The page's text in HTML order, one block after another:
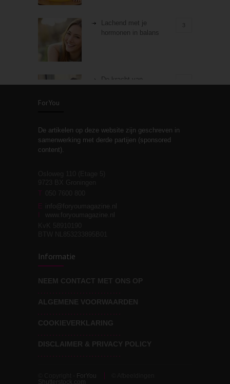
Lachend met je
hormonen in balans
3
De kracht van
Stiefouderschap en
relaties
moeite!
Wat voor leider wil jij
zijn?
ForYou
De artikelen op deze website zijn geschreven in
samenwerking met derde partijen (sponsored
content).
T
E info@foryoumagazine.nl
www.foryoumagazine.nl
Informatie
NEEM CONTACT MET ONS OP
ALGEMENE VOORWAARDEN
COOKIEVERKLARING
DISCLAIMER & PRIVACY POLICY
ForYou
Shutterstock.com